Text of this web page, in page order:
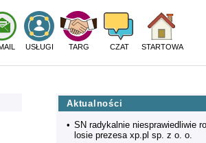
USŁUGI TARG CZAT STARTOWA
Aktualności
• SN radykalnie niesprawiedliwie
losie prezesa xp.pl sp. z o. o.